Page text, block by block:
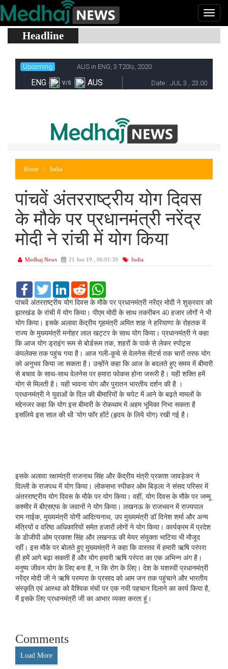
Headline
Home India
पांचवें अंतरराष्ट्रीय योग दिवस
के मौके पर प्रधानमंत्री नरेंद्र
मोदी ने रांची में योग किया
Medhaj News 21 Jun 19 , 06:01:39 India
F
c
e
o
o
k
T
i
t
e
r
L
n
k
d
I
n
R
d
d
i
t
a
t
s
A
p
p
पांचवें अंतरराष्ट्रीय योग दिवस के मौके पर प्रधानमंत्री नरेंद्र मोदी ने शुक्रवार को
झारखंड के रांची में योग किया। पीएम मोदी के साथ तकरीबन 40 हजार लोगों ने भी
योग किया। इसके अलावा केंद्रीय गृहमंत्री अमित शाह ने हरियाणा के रोहतक में
राज्य के मुख्यमंत्री मनोहर लाल खट्टर के साथ योग किया। प्रधानमंत्री ने कहा
कि आज योग ड्राइंग रूम से बोर्डरूम तक, शहरों के पार्क से लेकर स्पोट्र्स
कंपलेक्स तक पहुंच गया है। आज गली-कूचे से वेलनेस सेंटर्स तक चारों तरफ योग
को अनुभव किया जा सकता है। उन्होंने कहा कि आज के बदलते हुए समय में बीमारी
से बचाव के साथ-साथ वेलनेस पर हमारा फोकस होना जरूरी है। यही शक्ति हमें
योग से मिलती है। यही भावना योग और पुरातन भारतीय दर्शन की है ।
प्रधानमंत्री ने युवाओं के दिल की बीमारियों के चपेट में आने के बढ़ते मामलों के
मद्देनजर कहा कि योग इस बीमारी के रोकथाम में अहम भूमिका निभा सकता है
इसलिये इस साल की थी 'योग फॉर हॉर्ट (हृदय के लिये योग) रखी गई है।
इसके अलावा रक्षामंत्री राजनाथ सिंह और केंद्रीय मंत्री प्रकाश जावड़ेकर ने
दिल्ली के राजपथ में योग किया। लोकसभा स्पीकर ओम बिड़ला ने संसद परिसर में
अंतरराष्ट्रीय योग दिवस के मौके पर योग किया। वहीं, योग दिवस के मौके पर जम्मू
कश्मीर में बीएसएफ के जवानों ने योग किया। लखनऊ के राजभवन में राज्यपाल
राम नाईक, मुख्यमंत्री योगी आदित्यनाथ, उप मुख्यमंत्री डॉ दिनेश शर्मा और अन्य
मंत्रियों व वरिष्ठ अधिकारियों समेत हजारों लोगों ने योग किया। कार्यक्रम में प्रदेश
के डीजीपी ओम प्रकाश सिंह और लखनऊ की मेयर संयुक्ता भाटिया भी मौजूद
रहीं। इस मौके पर बोलते हुए मुख्यमंत्री ने कहा कि वास्तव में हमारी ऋषि परंपरा
ही हमें आगे बढ़ा सकती है और योग हमारी ऋषि परंपरा का एक अभिन्न अंग है।
मनुष्य जीवन योग के लिए बना है, न कि रोग के लिए। देश के यशस्वी प्रधानमंत्री
नरेंद्र मोदी जी ने ऋषि परम्परा के प्रसाद को आम जन तक पहुंचाने और भारतीय
संस्कृति एवं आस्था को वैश्विक मंचों पर एक नयी पहचान दिलाने का कार्य किया है,
मैं इसके लिए प्रधानमंत्री जी का आभार व्यक्त करता हूं।
Comments
Load More